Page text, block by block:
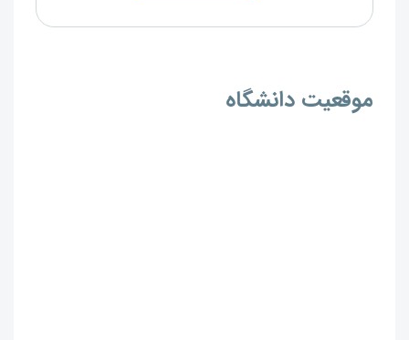
موقعیت دانشگاه